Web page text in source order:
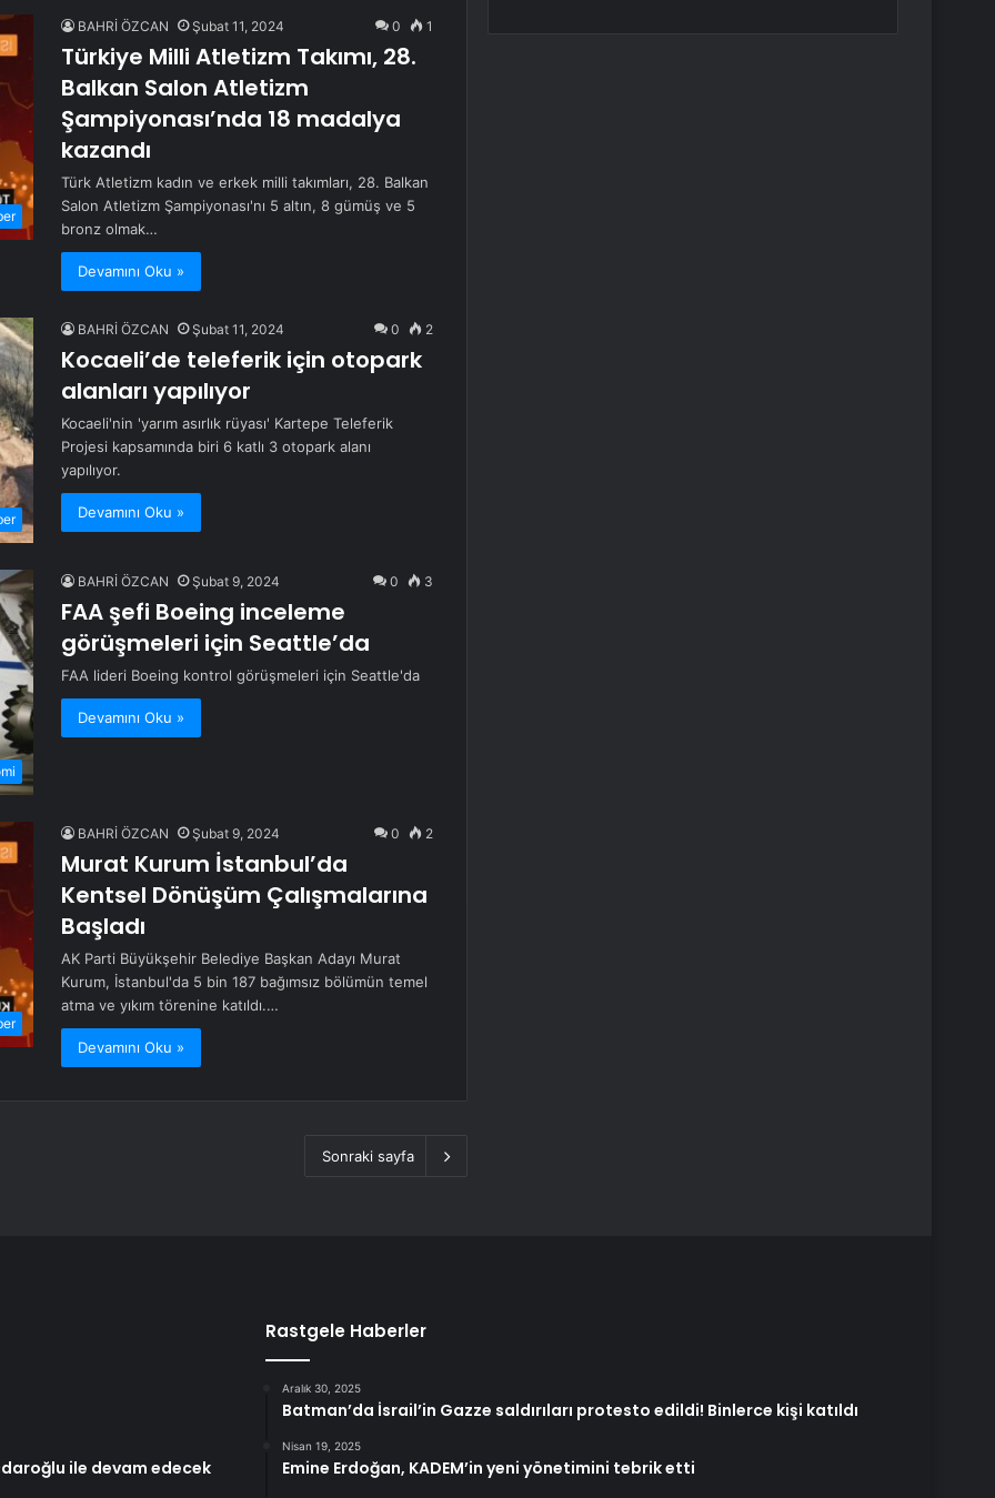
BAHRİ ÖZCAN Şubat 11, 2024 0 1
Türkiye Milli Atletizm Takımı, 28.
Balkan Salon Atletizm
Şampiyonası’nda 18 madalya
kazandı
Türk Atletizm kadın ve erkek milli takımları, 28. Balkan
Salon Atletizm Şampiyonası'nı 5 altın, 8 gümüş ve 5
bronz olmak…
Devamını Oku »
BAHRİ ÖZCAN Şubat 11, 2024 0 2
Kocaeli’de teleferik için otopark
alanları yapılıyor
Kocaeli'nin 'yarım asırlık rüyası' Kartepe Teleferik
Projesi kapsamında biri 6 katlı 3 otopark alanı
yapılıyor.
Devamını Oku »
BAHRİ ÖZCAN Şubat 9, 2024 0 3
FAA şefi Boeing inceleme
görüşmeleri için Seattle’da
FAA lideri Boeing kontrol görüşmeleri için Seattle'da
Devamını Oku »
BAHRİ ÖZCAN Şubat 9, 2024 0 2
Murat Kurum İstanbul’da
Kentsel Dönüşüm Çalışmalarına
Başladı
AK Parti Büyükşehir Belediye Başkan Adayı Murat
Kurum, İstanbul'da 5 bin 187 bağımsız bölümün temel
atma ve yıkım törenine katıldı.…
Devamını Oku »
Sonraki sayfa
ile devam edecek
Rastgele Haberler
Aralık 30, 2025
Batman’da İsrail’in Gazze saldırıları protesto edildi! Binlerce kişi katıldı
Nisan 19, 2025
Emine Erdoğan, KADEM’in yeni yönetimini tebrik etti